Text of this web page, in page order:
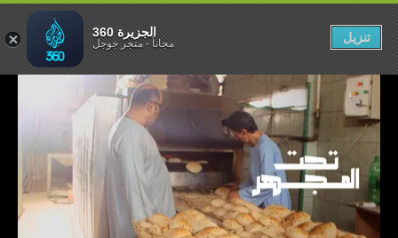
لقمة عيش
الجزيرة 360
مجاناً-متجر جوجل تنزيل